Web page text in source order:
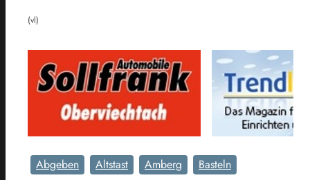
(vl)
Abgeben Altstast Amberg
Basteln